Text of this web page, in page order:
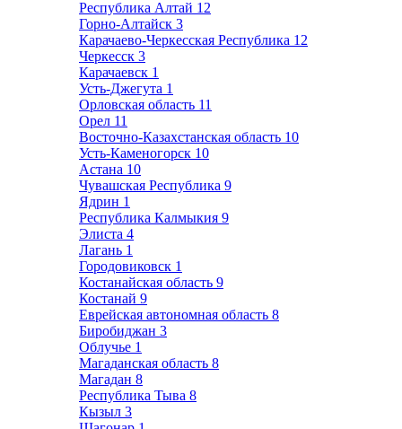
Республика Алтай 12
Горно-Алтайск 3
Карачаево-Черкесская Республика 12
Черкесск 3
Карачаевск 1
Усть-Джегута 1
Орловская область 11
Орел 11
Восточно-Казахстанская область 10
Усть-Каменогорск 10
Астана 10
Чувашская Республика 9
Ядрин 1
Республика Калмыкия 9
Элиста 4
Лагань 1
Городовиковск 1
Костанайская область 9
Костанай 9
Еврейская автономная область 8
Биробиджан 3
Облучье 1
Магаданская область 8
Магадан 8
Республика Тыва 8
Кызыл 3